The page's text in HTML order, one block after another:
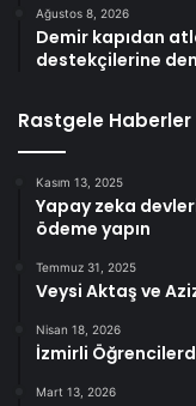
Ağustos 8, 2026
Demir kapıdan
destekçilerine
Rastgele Haberler
Kasım 13, 2025
Yapay zeka
ödeme yapın
Temmuz 31, 2025
Veysi Aktaş ve
Nisan 18, 2026
İzmirli
Mart 13, 2026